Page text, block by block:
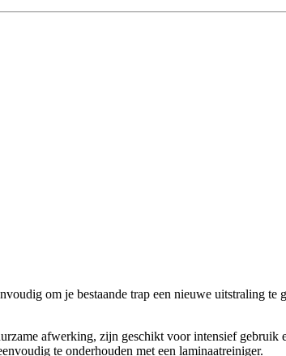
om je bestaande trap een nieuwe uitstraling te
afwerking, zijn geschikt voor intensief gebruik
te onderhouden met een laminaatreiniger.